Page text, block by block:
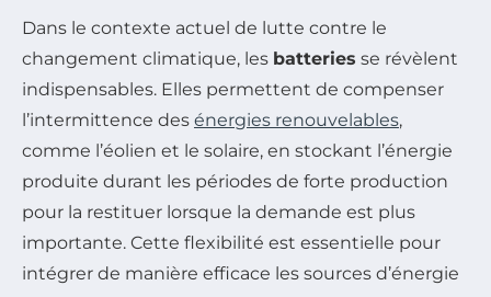
Dans le contexte actuel de lutte contre le
changement climatique, les batteries se révèlent
indispensables. Elles permettent de compenser
l’intermittence des énergies renouvelables,
comme l’éolien et le solaire, en stockant l’énergie
produite durant les périodes de forte production
pour la restituer lorsque la demande est plus
importante. Cette flexibilité est essentielle pour
intégrer de manière efficace les sources d’énergie